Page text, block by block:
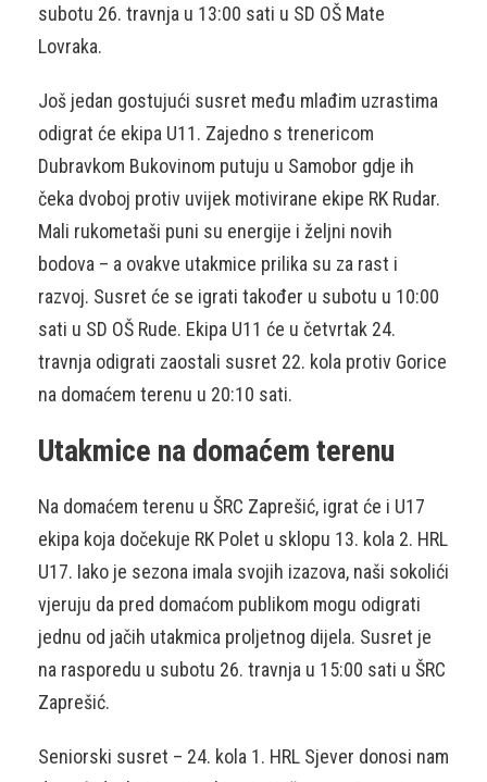
subotu 26. travnja u 13:00 sati u SD OŠ Mate
Lovraka.
Još jedan gostujući susret među mlađim uzrastima
odigrat će ekipa U11. Zajedno s trenericom
Dubravkom Bukovinom putuju u Samobor gdje ih
čeka dvoboj protiv uvijek motivirane ekipe RK Rudar.
Mali rukometaši puni su energije i željni novih
bodova – a ovakve utakmice prilika su za rast i
razvoj. Susret će se igrati također u subotu u 10:00
sati u SD OŠ Rude. Ekipa U11 će u četvrtak 24.
travnja odigrati zaostali susret 22. kola protiv Gorice
na domaćem terenu u 20:10 sati.
Utakmice na domaćem terenu
Na domaćem terenu u ŠRC Zaprešić, igrat će i U17
ekipa koja dočekuje RK Polet u sklopu 13. kola 2. HRL
U17. Iako je sezona imala svojih izazova, naši sokolići
vjeruju da pred domaćom publikom mogu odigrati
jednu od jačih utakmica proljetnog dijela. Susret je
na rasporedu u subotu 26. travnja u 15:00 sati u ŠRC
Zaprešić.
Seniorski susret – 24. kola 1. HRL Sjever donosi nam